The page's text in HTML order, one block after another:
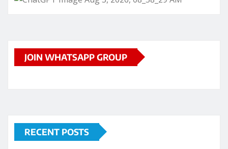
JOIN WHATSAPP GROUP
RECENT POSTS